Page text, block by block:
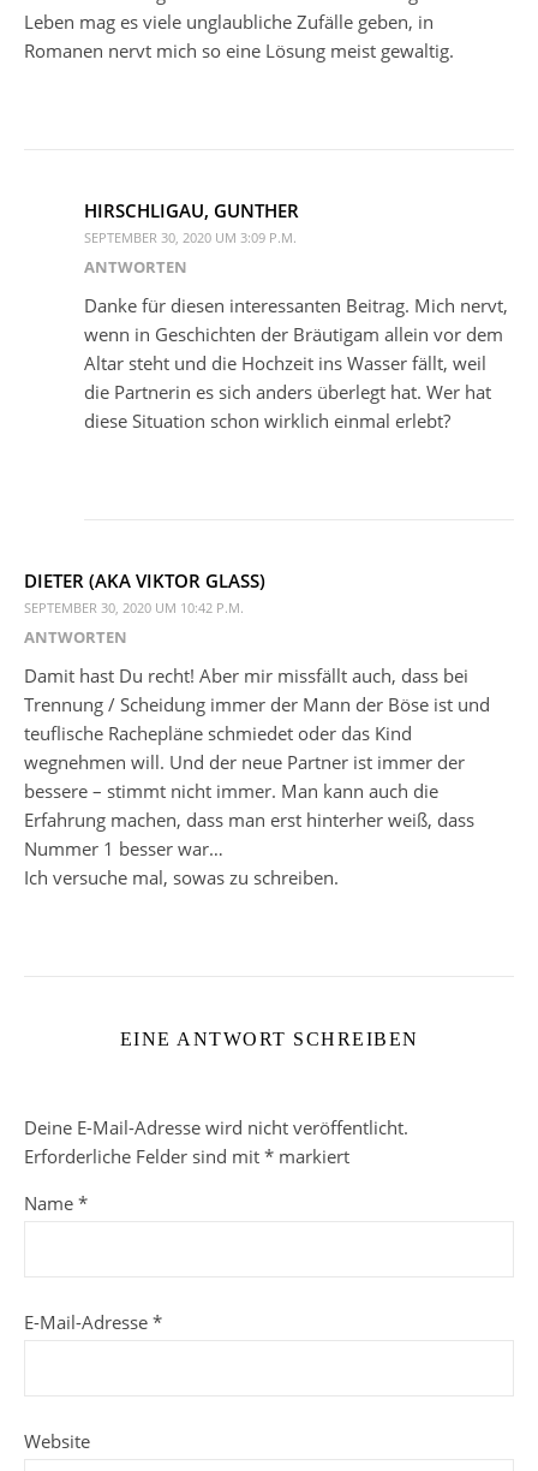
Leben mag es viele unglaubliche Zufälle geben, in
Romanen nervt mich so eine Lösung meist gewaltig.
HIRSCHLIGAU, GUNTHER
SEPTEMBER 30, 2020 UM 3:09 P.M.
ANTWORTEN
Danke für diesen interessanten Beitrag. Mich nervt,
wenn in Geschichten der Bräutigam allein vor dem
Altar steht und die Hochzeit ins Wasser fällt, weil
die Partnerin es sich anders überlegt hat. Wer hat
diese Situation schon wirklich einmal erlebt?
DIETER (AKA VIKTOR GLASS)
SEPTEMBER 30, 2020 UM 10:42 P.M.
ANTWORTEN
Damit hast Du recht! Aber mir missfällt auch, dass bei
Trennung / Scheidung immer der Mann der Böse ist und
teuflische Rachepläne schmiedet oder das Kind
wegnehmen will. Und der neue Partner ist immer der
bessere – stimmt nicht immer. Man kann auch die
Erfahrung machen, dass man erst hinterher weiß, dass
Nummer 1 besser war…
Ich versuche mal, sowas zu schreiben.
EINE ANTWORT SCHREIBEN
Deine E-Mail-Adresse wird nicht veröffentlicht.
Erforderliche Felder sind mit * markiert
Name *
E-Mail-Adresse *
Website